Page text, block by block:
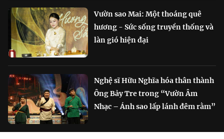
Vườn sao Mai: Một thoáng quê
hương - Sức sống truyền thống và
làn gió hiện đại
Nghệ sĩ Hữu Nghĩa hóa thân thành
Ông Bảy Tre trong “Vườn Âm
Nhạc – Ánh sao lấp lánh đêm rằm”